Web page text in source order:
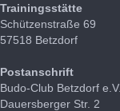
Trainingsstätte
Schützenstraße 69
57518 Betzdorf
Postanschrift
Budo-Club Betzdorf e.V.
Dauersberger Str. 2